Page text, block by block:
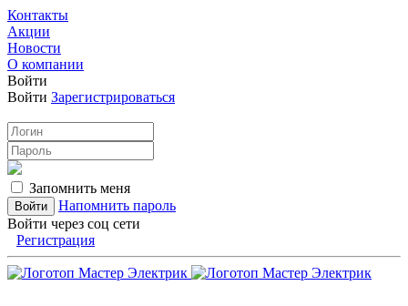
Контакты
Акции
Новости
О компании
Войти
Войти Зарегистрироваться
Запомнить меня
Напомнить пароль
Войти через соц сети
Регистрация